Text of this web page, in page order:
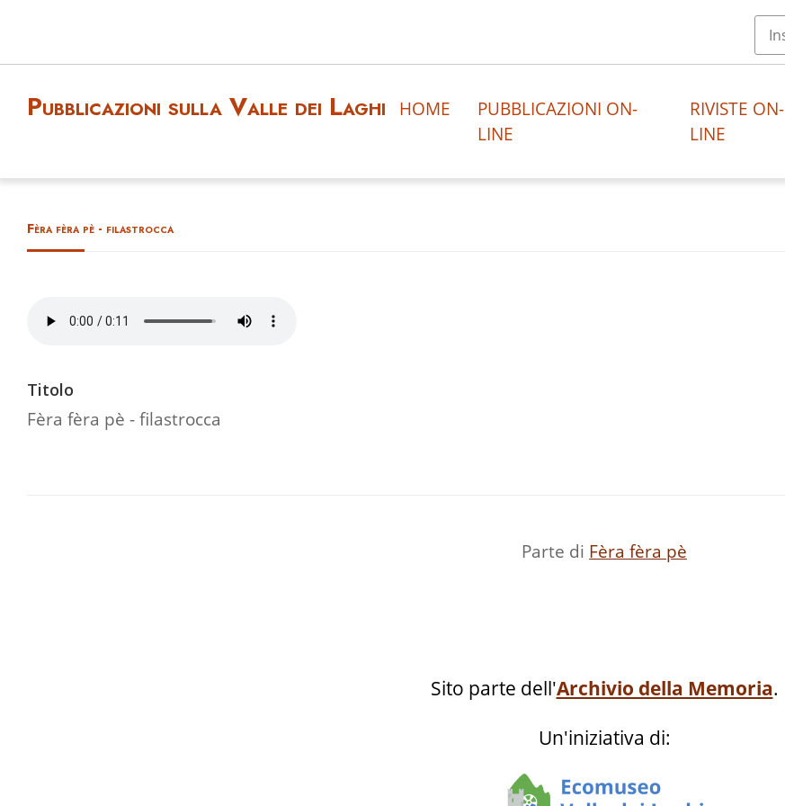
Pubblicazioni sulla Valle dei Laghi HOME
PUBBLICAZIONI ON-
LINE
RIVISTE ON-
LINE
Fèra fèra pè - filastrocca
Titolo
Fèra fèra pè - filastrocca
Parte di Fèra fèra pè
Sito parte dell'Archivio della Memoria.
Un'iniziativa di: